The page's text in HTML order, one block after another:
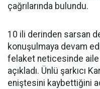
çağrılarında bulundu.
10 ili derinden sarsan
konuşulmaya devam
felaket neticesinde
açıkladı. Ünlü şarkıcı
eniştesini kaybettiğini